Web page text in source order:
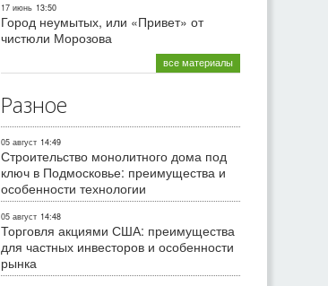
17 июнь 13:50
Город неумытых, или «Привет» от
чистюли Морозова
все материалы
Разное
05 август 14:49
Строительство монолитного дома под
ключ в Подмосковье: преимущества и
особенности технологии
05 август 14:48
Торговля акциями США: преимущества
для частных инвесторов и особенности
рынка